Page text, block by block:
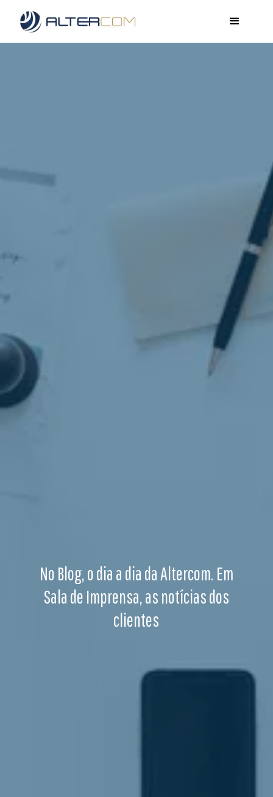
No Blog, o dia a dia da Altercom. Em
Sala de Imprensa, as notícias dos
clientes